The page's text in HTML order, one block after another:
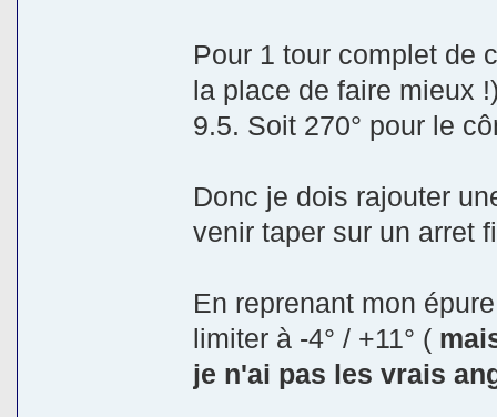
Pour 1 tour complet de
la place de faire mieux
9.5. Soit 270° pour le
Donc je dois rajouter
venir taper sur un arret
En reprenant mon
limiter à -4° / +11° (
je n'ai pas les vrais